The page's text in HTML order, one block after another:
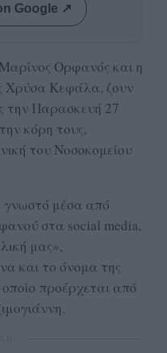
Google ↗
Ορφανός και η
Χρύσα Κεφάλα, ζουν
την Παρασκευή 27
κόρη τους,
του Νοσοκομείου
γνωστό μέσα από
στα social media,
μας»,
και το όνομα της
προέρχεται από